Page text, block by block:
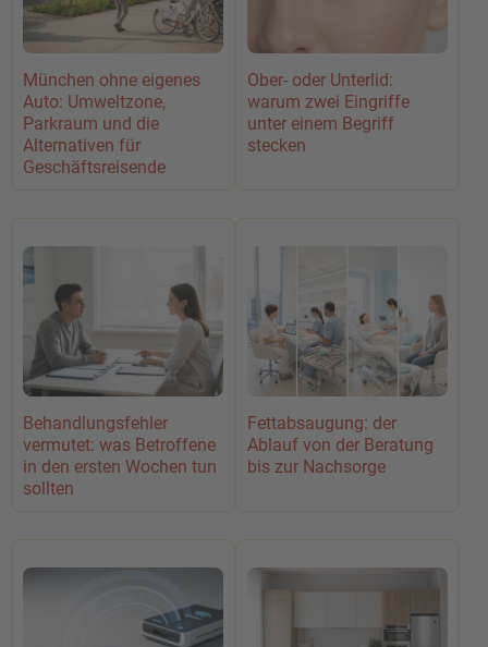
München ohne eigenes
Auto: Umweltzone,
Parkraum und die
Alternativen für
Geschäftsreisende
Ober- oder Unterlid:
warum zwei Eingriffe
unter einem Begriff
stecken
Behandlungsfehler
vermutet: was Betroffene
in den ersten Wochen tun
sollten
Fettabsaugung: der
Ablauf von der Beratung
bis zur Nachsorge